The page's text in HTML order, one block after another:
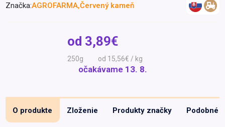
Drogéria a kozmetika
Domáci miláčikovia
Lekáreň
Značka:AGROFARMA,Červený kameň
od 3,89€
250g od 15,56€ / kg
očakávame 13. 8.
O produkte Zloženie Produkty značky Podobné